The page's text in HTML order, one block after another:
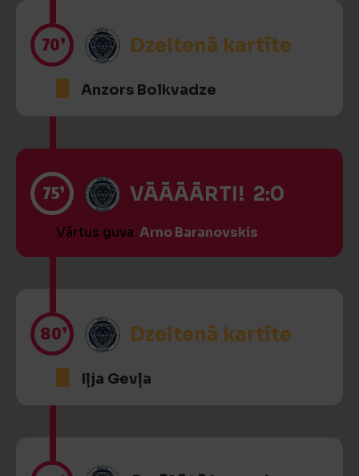
70’ Dzeltenā kartīte
Anzors Bolkvadze
75’ VĀĀĀĀRTI! 2:0
Vārtus guva Arno Baranovskis
80’ Dzeltenā kartīte
Iļja Gevļa